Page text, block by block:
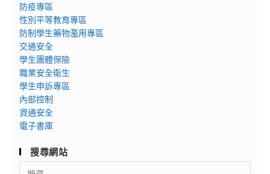
防疫專區
性別平等教育專區
防制學生藥物濫用專區
交通安全
學生團體保險
職業安全衛生
學生申訴專區
內部控制
資通安全
電子書庫
搜尋網站
Search